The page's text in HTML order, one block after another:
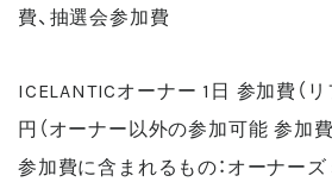
費、抽選会参加費
ICELANTICオーナー 1日 参加費（リ
円（オーナー以外の参加可能 参加費
参加費に含まれるもの：オーナー